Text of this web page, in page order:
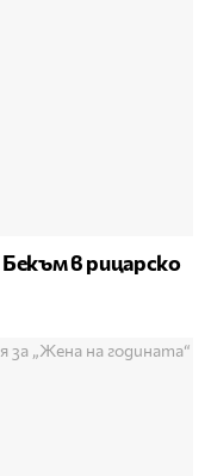
в рицарско